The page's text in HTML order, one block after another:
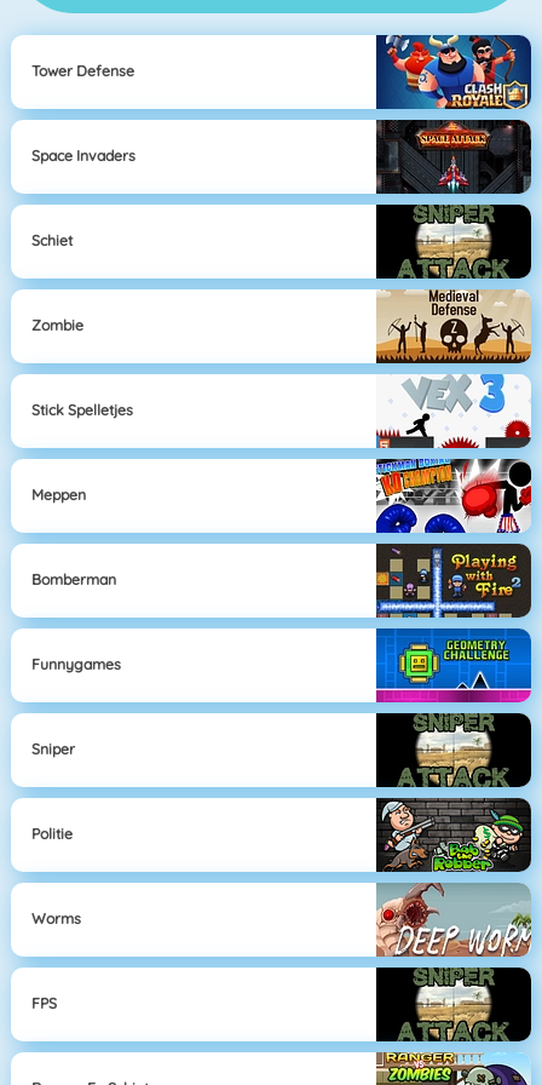
Tower Defense
Space Invaders
Schiet
Zombie
Stick Spelletjes
Meppen
Bomberman
Funnygames
Sniper
Politie
Worms
FPS